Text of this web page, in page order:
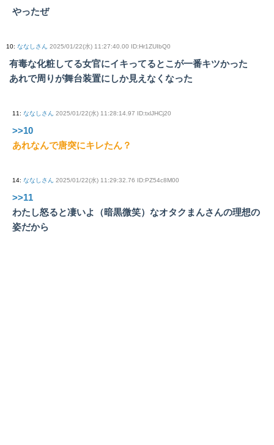
やったぜ
10: ななしさん 2025/01/22(水) 11:27:40.00 ID:Hr1ZUIbQ0
有毒な化粧してる女官にイキってるとこが一番キツかった
あれで周りが舞台装置にしか見えなくなった
11: ななしさん 2025/01/22(水) 11:28:14.97 ID:txlJHCj20
>>10
あれなんで唐突にキレたん？
14: ななしさん 2025/01/22(水) 11:29:32.76 ID:PZ54c8M00
>>11
わたし怒ると凄いよ（暗黒微笑）なオタクまんさんの理想の
姿だから